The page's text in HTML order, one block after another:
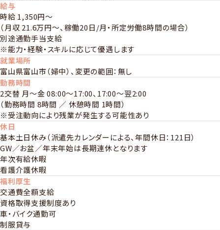
給与
時給 1,350円～
（月収 21.6万円～、稼働20日/月・所定労働8時間の場合）
別途通勤手当支給
※能力・経験・スキルに応じて優遇します
就業場所
富山県富山市（婦中）、変更の範囲：無し
勤務時間
2交替 月～金 08:00～17:00、17:00～翌2:00
（勤務時間 8時間 ／ 休憩時間 1時間）
※受注動向により残業が発生する可能性あり
休日
基本土日休み（派遣先カレンダーによる、年間休日：121日）
GW／お盆／年末年始は⾧期連休となります
年次有給休暇
看護介護休暇
福利厚生
交通費全額支給
資格取得支援制度あり
車・バイク通勤可
制服貸与